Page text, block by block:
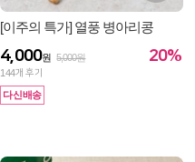
[이주의 특가] 열풍 병아리콩
4,000원 5,000원
144개 후기
20%
다신배송